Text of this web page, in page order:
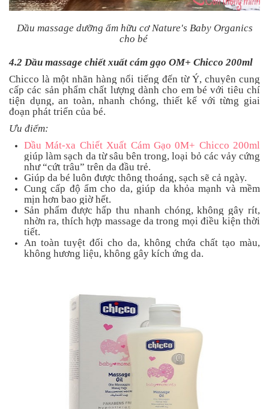
Dầu massage dưỡng ẩm hữu cơ Nature's Baby Organics
cho bé
4.2 Dầu massage chiết xuất cám gạo OM+ Chicco 200ml
Chicco là một nhãn hàng nổi tiếng đến từ Ý, chuyên cung
cấp các sản phẩm chất lượng dành cho em bé với tiêu chí
tiện dụng, an toàn, nhanh chóng, thiết kế với từng giai
đoạn phát triển của bé.
Ưu điểm:
Dầu Mát-xa Chiết Xuất Cám Gạo 0M+ Chicco 200ml
giúp làm sạch da từ sâu bên trong, loại bỏ các vảy cứng
như “cứt trâu” trên da đầu trẻ.
Giúp da bé luôn được thông thoáng, sạch sẽ cả ngày.
Cung cấp độ ẩm cho da, giúp da khỏa mạnh và mềm
mịn hơn bao giờ hết.
Sản phẩm được hấp thu nhanh chóng, không gây rít,
nhờn ra, thích hợp massage da trong mọi điều kiện thời
tiết.
An toàn tuyệt đối cho da, không chứa chất tạo màu,
không hương liệu, không gây kích ứng da.